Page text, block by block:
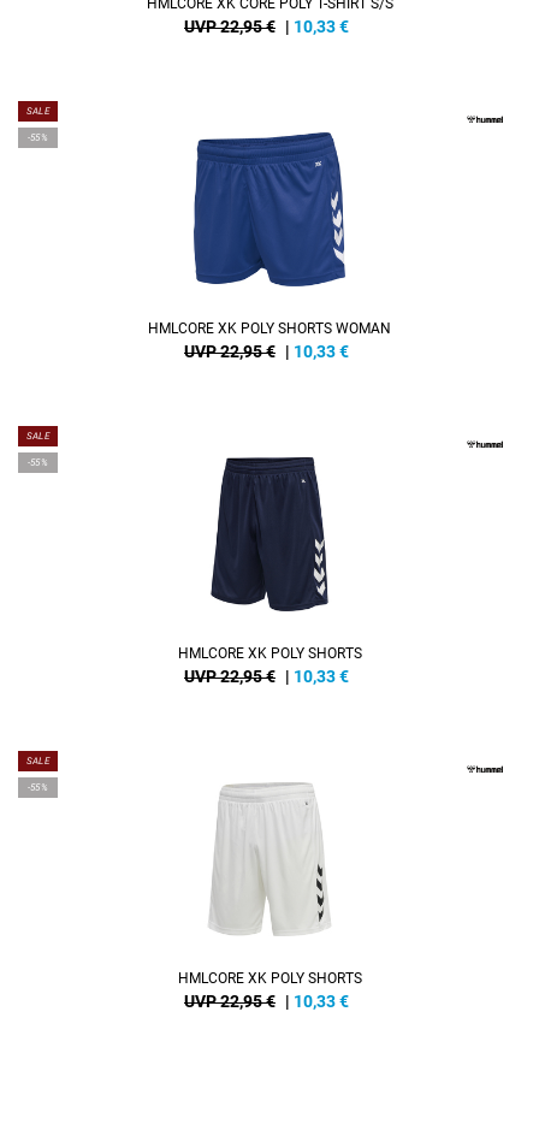
HMLCORE XK CORE POLY T-SHIRT S/S
UVP 22,95 € | 10,33€
SALE
-55%
HMLCORE XK POLY SHORTS WOMAN
UVP 22,95 € | 10,33€
SALE
-55%
HMLCORE XK POLY SHORTS
UVP 22,95 € | 10,33€
SALE
-55%
HMLCORE XK POLY SHORTS
UVP 22,95 € | 10,33€